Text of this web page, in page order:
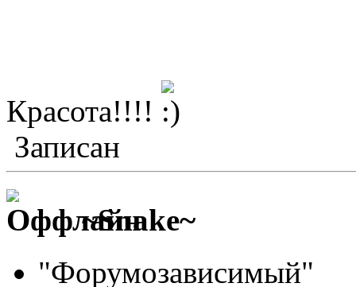
Красота!!!!
Записан
~Snake~
"Форумозависимый"